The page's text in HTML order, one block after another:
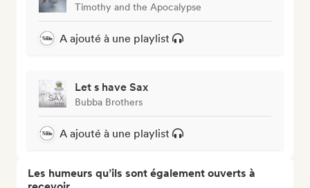
Timothy and the Apocalypse
A ajouté à une playlist
Let s have Sax
Bubba Brothers
A ajouté à une playlist
Les humeurs qu’ils sont également ouverts à